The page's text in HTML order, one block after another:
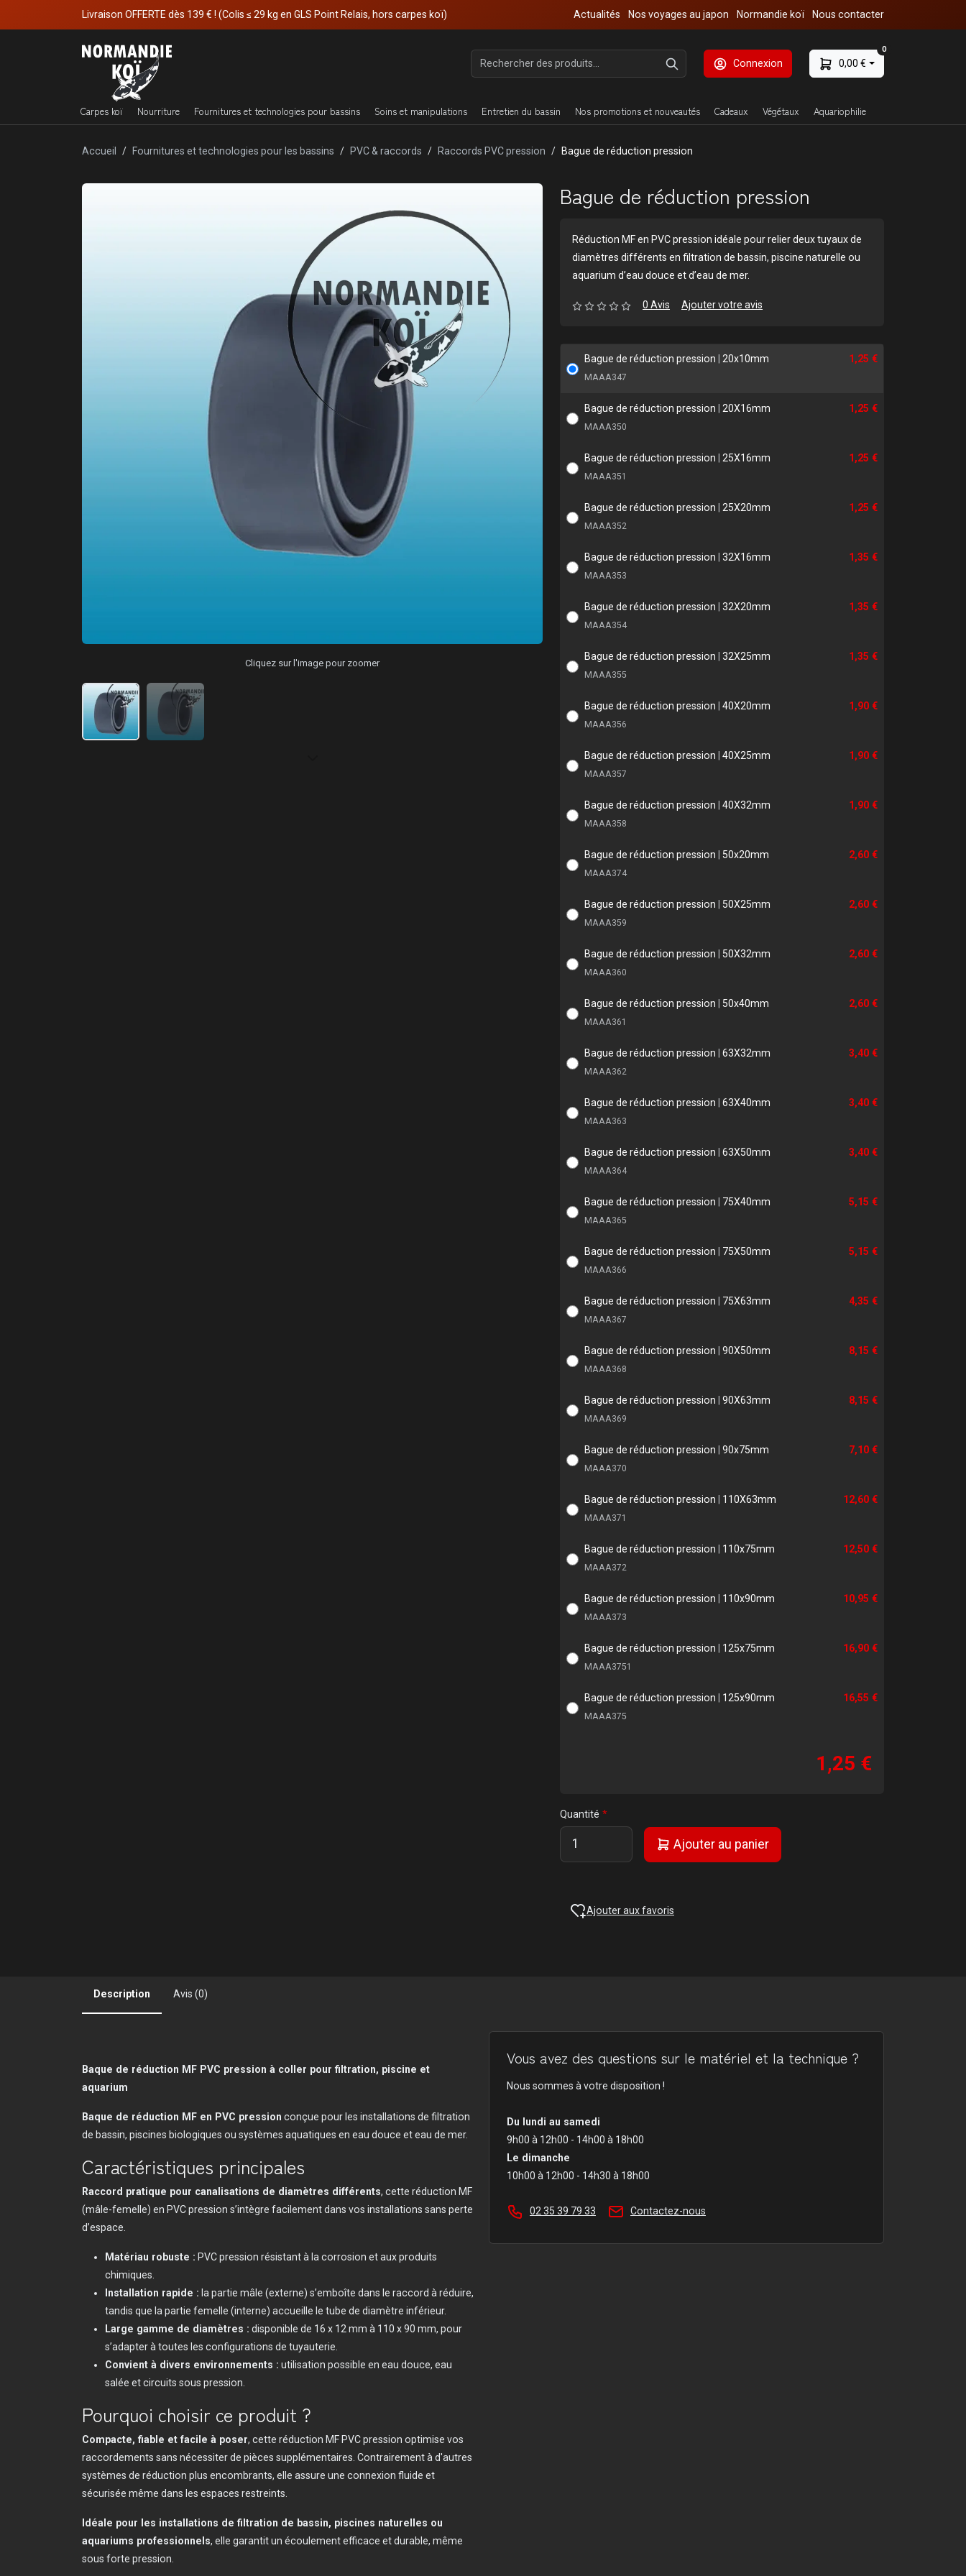
Livraison OFFERTE dès 139 € ! (Colis ≤ 29 kg en GLS Point Relais, hors carpes koï) Actualités Nos voyages au japon Normandie koï Nous contacter
Connexion 0,00 €
0
Carpes koï Nourriture Fournitures et technologies pour bassins Soins et manipulations Entretien du bassin Nos promotions et nouveautés Cadeaux Végétaux Aquariophilie
Accueil Fournitures et technologies pour les bassins PVC & raccords Raccords PVC pression Bague de réduction pression
Cliquez sur l'image pour zoomer
Bague de réduction pression
Réduction MF en PVC pression idéale pour relier deux tuyaux de
diamètres différents en filtration de bassin, piscine naturelle ou
aquarium d’eau douce et d’eau de mer.
0 Avis Ajouter votre avis
Bague de réduction pression 20x10mm
MAAA347
1,25 €
Bague de réduction pression 20X16mm
MAAA350
1,25 €
Bague de réduction pression 25X16mm
MAAA351
1,25 €
Bague de réduction pression 25X20mm
MAAA352
1,25 €
Bague de réduction pression 32X16mm
MAAA353
1,35 €
Bague de réduction pression 32X20mm
MAAA354
1,35 €
Bague de réduction pression 32X25mm
MAAA355
1,35 €
Bague de réduction pression 40X20mm
MAAA356
1,90 €
Bague de réduction pression 40X25mm
MAAA357
1,90 €
Bague de réduction pression 40X32mm
MAAA358
1,90 €
Bague de réduction pression 50x20mm
MAAA374
2,60 €
Bague de réduction pression 50X25mm
MAAA359
2,60 €
Bague de réduction pression 50X32mm
MAAA360
2,60 €
Bague de réduction pression 50x40mm
MAAA361
2,60 €
Bague de réduction pression 63X32mm
MAAA362
3,40 €
Bague de réduction pression 63X40mm
MAAA363
3,40 €
Bague de réduction pression 63X50mm
MAAA364
3,40 €
Bague de réduction pression 75X40mm
MAAA365
5,15 €
Bague de réduction pression 75X50mm
MAAA366
5,15 €
Bague de réduction pression 75X63mm
MAAA367
4,35 €
Bague de réduction pression 90X50mm
MAAA368
8,15 €
Bague de réduction pression 90X63mm
MAAA369
8,15 €
Bague de réduction pression 90x75mm
MAAA370
7,10 €
Bague de réduction pression 110X63mm
MAAA371
12,60 €
Bague de réduction pression 110x75mm
MAAA372
12,50 €
Bague de réduction pression 110x90mm
MAAA373
10,95 €
Bague de réduction pression 125x75mm
MAAA3751
16,90 €
Bague de réduction pression 125x90mm
MAAA375
16,55 €
1,25 €
Quantité
Ajouter au panier
Ajouter aux favoris
Description Avis (0)
Baque de réduction MF PVC pression à coller pour filtration, piscine et
aquarium
Baque de réduction MF en PVC pression conçue pour les installations de filtration
de bassin, piscines biologiques ou systèmes aquatiques en eau douce et eau de mer.
Caractéristiques principales
Raccord pratique pour canalisations de diamètres différents, cette réduction MF
(mâle-femelle) en PVC pression s’intègre facilement dans vos installations sans perte
d’espace.
Matériau robuste : PVC pression résistant à la corrosion et aux produits
chimiques.
Installation rapide : la partie mâle (externe) s’emboîte dans le raccord à réduire,
tandis que la partie femelle (interne) accueille le tube de diamètre inférieur.
Large gamme de diamètres : disponible de 16 x 12 mm à 110 x 90 mm, pour
s’adapter à toutes les configurations de tuyauterie.
Convient à divers environnements : utilisation possible en eau douce, eau
salée et circuits sous pression.
Pourquoi choisir ce produit ?
Compacte, fiable et facile à poser, cette réduction MF PVC pression optimise vos
raccordements sans nécessiter de pièces supplémentaires. Contrairement à d'autres
systèmes de réduction plus encombrants, elle assure une connexion fluide et
sécurisée même dans les espaces restreints.
Idéale pour les installations de filtration de bassin, piscines naturelles ou
aquariums professionnels, elle garantit un écoulement efficace et durable, même
sous forte pression.
Vous avez des questions sur le matériel et la technique ?
Nous sommes à votre disposition !
Du lundi au samedi
9h00 à 12h00 - 14h00 à 18h00
Le dimanche
10h00 à 12h00 - 14h30 à 18h00
02 35 39 79 33 Contactez-nous